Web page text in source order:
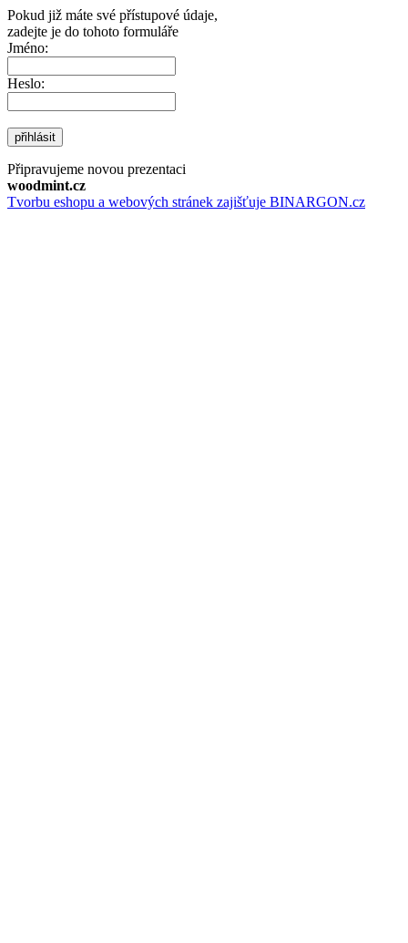
Pokud již máte své přístupové údaje,
zadejte je do tohoto formuláře
Jméno:
Heslo:
přihlásit
Připravujeme novou prezentaci
woodmint.cz
Tvorbu eshopu a webových stránek zajišťuje BINARGON.cz